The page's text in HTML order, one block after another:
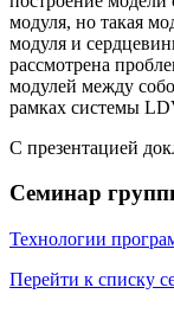
модуля, но такая
модуля и
рассмотрена
модулей между
рамках системы
С презентацией
Семинар
Технологии
Перейти к списку